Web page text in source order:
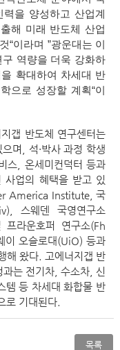
을 양성하고 산업계
해 미래 반도체 산업
“이라며 ”광운대는 이
역량을 더욱 강화하
확대하여 차세대 반
으로 성장할 계획“이
갭 반도체 연구센터는
며
석·박사 과정 학생
스
온세미컨덕터 등과
사업의 혜택을 받고 있
America Institute,국
스웨덴 국영연구소
프라운호퍼 연구소(Fh
이 오슬로대(UiO)등과
해 왔다.
고에너지갭 반
과는 전기차 ,수소차
신
템 등 차세대 화합물 반
로 기대된다.
목록